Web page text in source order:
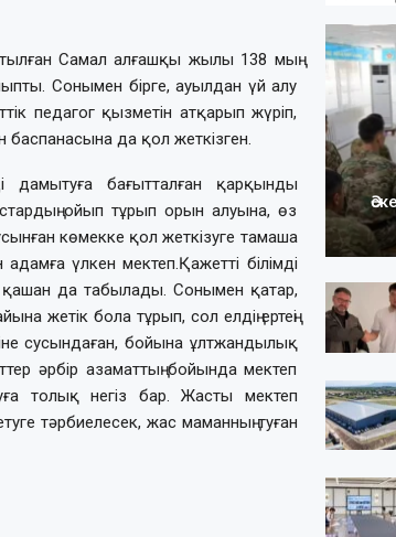
Самал алғашқы жылы 138 мың
Сонымен бірге, ауылдан үй алу
педагог қызметін атқарып жүріп,
да қол жеткізген.
дамытуға бағытталған қарқынды
ойып тұрып орын алуына, өз
көмекке қол жеткізуге тамаша
адамға үлкен мектеп.Қажетті білімді
қашан да табылады. Сонымен қатар,
жетік бола тұрып, сол елдің ертеңі
сусындаған, бойына ұлтжандылық
əрбір азаматтың бойында мектеп
толық негіз бар. Жасты мектеп
тəрбиелесек, жас маманның туған